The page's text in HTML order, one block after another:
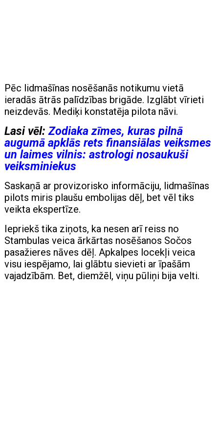
Pēc lidmašīnas nosēšanās notikumu vietā
ieradās ātrās palīdzības brigāde. Izglābt vīrieti
neizdevās. Mediķi konstatēja pilota nāvi.
Lasi vēl:Zodiaka zīmes, kuras pilnā
augumā apklās rets finansiālas veiksmes
un laimes vilnis: astrologi nosaukuši
veiksminiekus
Saskaņā ar provizorisko informāciju, lidmašīnas
pilots miris plaušu embolijas dēļ, bet vēl tiks
veikta ekspertīze.
Iepriekš tika ziņots, ka nesen arī reiss no
Stambulas veica ārkārtas nosēšanos Sočos
pasažieres nāves dēļ. Apkalpes locekļi veica
visu iespējamo, lai glābtu sievieti ar īpašām
vajadzībām. Bet, diemžēl, viņu pūliņi bija velti.